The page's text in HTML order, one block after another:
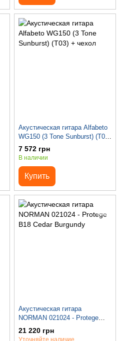
Акустическая гитара Alfabeto
WG150 (3 Tone Sunburst) (T03)
+ чехол
7 572 грн
В наличии
Купить
Акустическая гитара
NORMAN 021024 - Protege
B18 Cedar Burgundy
21 220 грн
Уточняйте наличие